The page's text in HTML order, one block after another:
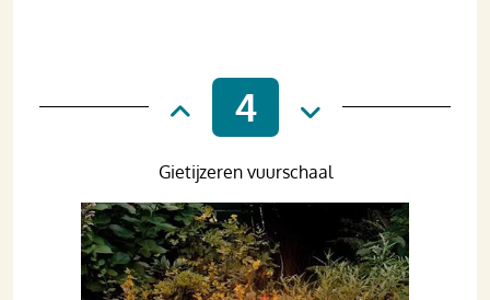
4
Gietijzeren vuurschaal